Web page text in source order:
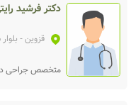
دکتر فرشید
قزوین-
متخصص جراحی